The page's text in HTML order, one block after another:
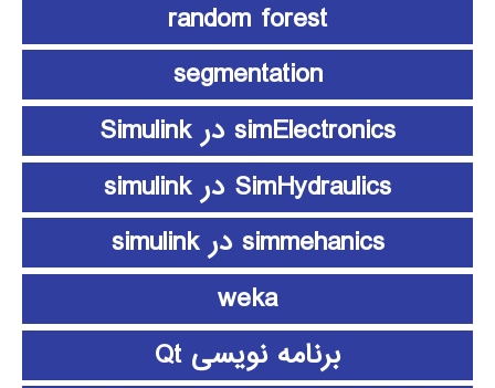
random forest
segmentation
simElectronics در Simulink
SimHydraulics در simulink
simmehanics در simulink
weka
برنامه نویسی Qt